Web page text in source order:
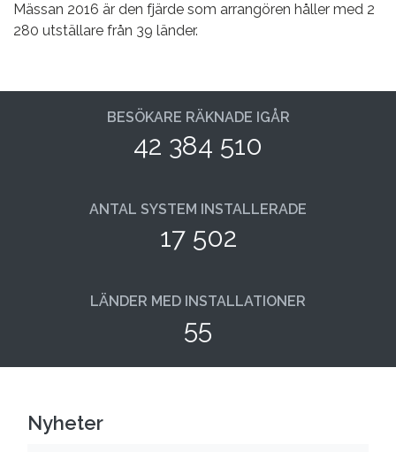
Mässan 2016 är den fjärde som arrangören håller med 2
280 utställare från 39 länder.
BESÖKARE RÄKNADE IGÅR
42 384 510
ANTAL SYSTEM INSTALLERADE
17 502
LÄNDER MED INSTALLATIONER
55
Nyheter